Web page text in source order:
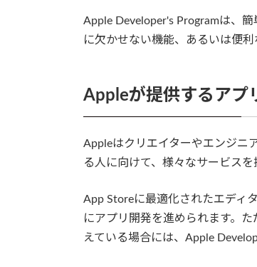
Apple Developer's Programは、
に欠かせない機能、あるいは便
Appleが提供するアプ
Appleはクリエイターやエンジニ
る人に向けて、様々なサービスを
App Storeに最適化されたエディ
にアプリ開発を進められます。
えている場合には、Apple